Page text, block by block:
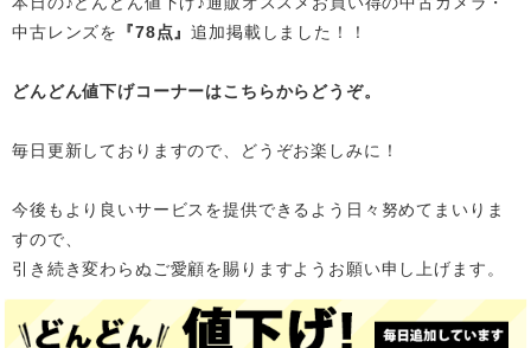
中古レンズを
『78点』追加掲載 しました！！
どんどん値下げコーナーはこちらからどうぞ。
毎日更新しておりますので、どうぞお楽しみに！
今後もより良いサービスを提供できるよう日々努めてまいりま
すので、
引き続き変わらぬご愛顧を賜りますようお願い申し上げます。